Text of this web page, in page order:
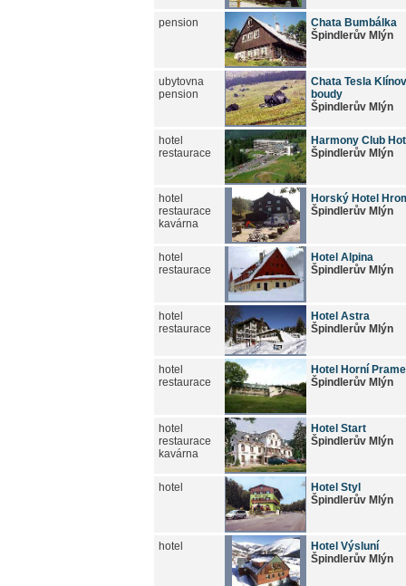
pension
Chata Bumbálka
Špindlerův Mlýn
ubytovna
pension
Chata Tesla
boudy
Špindlerův Mlýn
hotel
restaurace
Harmony Club
Špindlerův Mlýn
hotel
restaurace
kavárna
Horský Hotel
Špindlerův Mlýn
hotel
restaurace
Hotel Alpina
Špindlerův Mlýn
hotel
restaurace
Hotel Astra
Špindlerův Mlýn
hotel
restaurace
Hotel Horní
Špindlerův Mlýn
hotel
restaurace
kavárna
Hotel Start
Špindlerův Mlýn
hotel
Hotel Styl
Špindlerův Mlýn
hotel
Hotel Výsluní
Špindlerův Mlýn